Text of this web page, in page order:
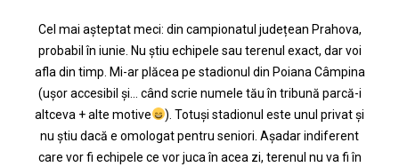
Cel mai așteptat meci: din campionatul județean Prahova,
probabil în iunie. Nu știu echipele sau terenul exact, dar voi
afla din timp. Mi-ar plăcea pe stadionul din Poiana Câmpina
(ușor accesibil și… când scrie numele tău în tribună parcă-i
altceva + alte motive
). Totuși stadionul este unul privat și
nu știu dacă e omologat pentru seniori. Așadar indiferent
care vor fi echipele ce vor juca în acea zi, terenul nu va fi în